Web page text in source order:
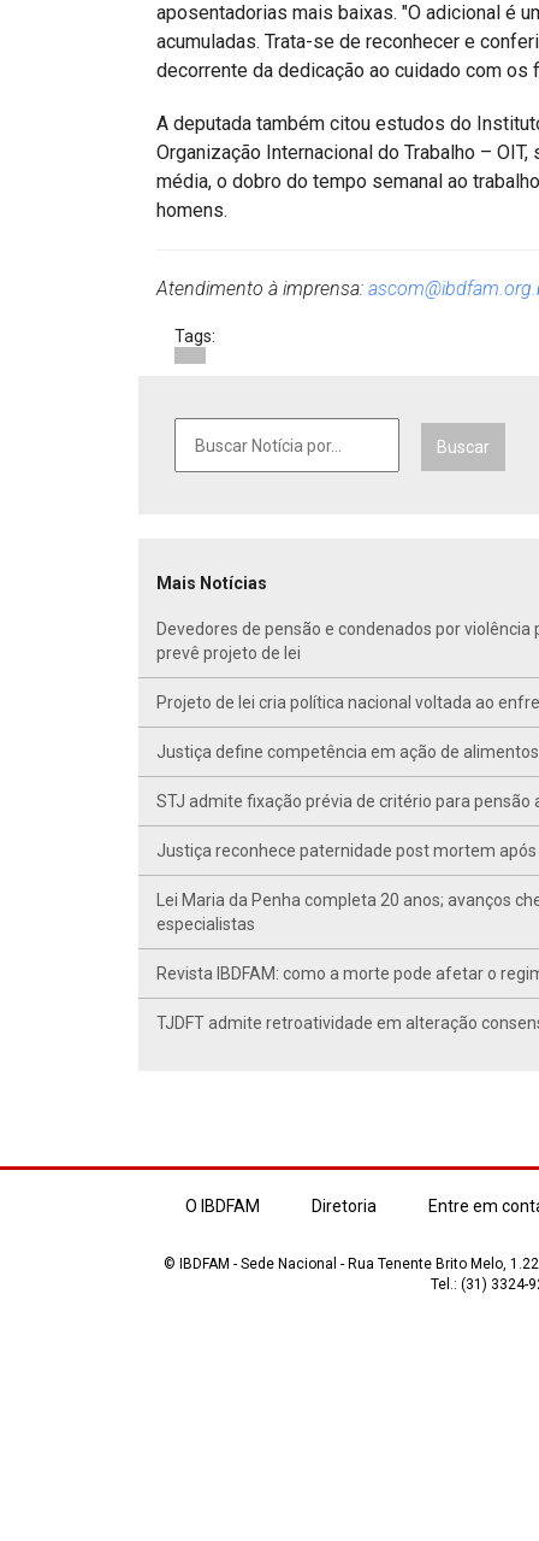
aposentadorias mais baixas. "O adicional é
acumuladas. Trata-se de reconhecer e
decorrente da dedicação ao cuidado com os
A deputada também citou estudos do
Organização Internacional do Trabalho –
média, o dobro do tempo semanal ao
homens.
Atendimento à imprensa:
Tags:
Buscar
Mais Notícias
Devedores de pensão e condenados por
prevê projeto de lei
Projeto de lei cria política nacional voltada ao
Justiça define competência em ação de
STJ admite fixação prévia de critério para
Justiça reconhece paternidade post mortem
Lei Maria da Penha completa 20 anos; avanços
especialistas
Revista IBDFAM: como a morte pode afetar o
TJDFT admite retroatividade em alteração
O IBDFAM Diretoria Entre em
© IBDFAM - Sede Nacional - Rua Tenente Brito Melo,
Tel.: (31) 3324-